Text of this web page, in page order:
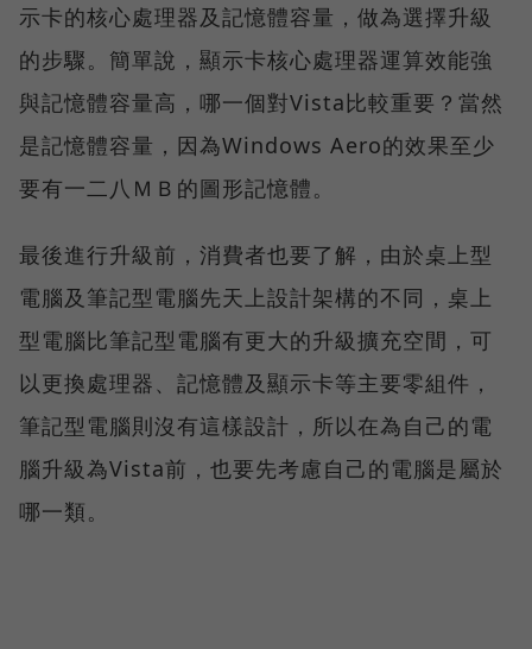
示卡的核心處理器及記憶體容量，做為選擇升級
的步驟。簡單說，顯示卡核心處理器運算效能強
與記憶體容量高，哪一個對Vista比較重要？當然
是記憶體容量，因為Windows Aero的效果至少
要有一二八ＭＢ的圖形記憶體。
最後進行升級前，消費者也要了解，由於桌上型
電腦及筆記型電腦先天上設計架構的不同，桌上
型電腦比筆記型電腦有更大的升級擴充空間，可
以更換處理器、記憶體及顯示卡等主要零組件，
筆記型電腦則沒有這樣設計，所以在為自己的電
腦升級為Vista前，也要先考慮自己的電腦是屬於
哪一類。